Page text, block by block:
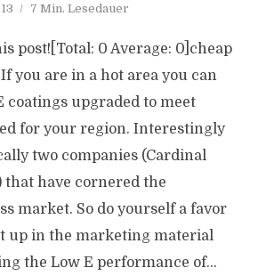
7 Min. Lesedauer
post![Total: 0 Average: 0]cheap
If you are in a hot area you can
coatings upgraded to meet
for your region. Interestingly
two companies (Cardinal
that have cornered the
market. So do yourself a favor
up in the marketing material
the Low E performance of...